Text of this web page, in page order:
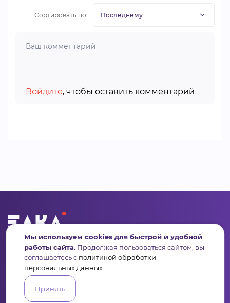
Сортировать по:
Войдите, чтобы оставить комментарий
Сервис для некоммерческих организаций
и социальных предпринимателей
Подпишись на рассылку дайджест, новости, мероприятия
Мы используем cookies для быстрой и удобной
работы сайта. Продолжая пользоваться сайтом, вы
соглашаетесь с политикой обработки
персональных данных
Принять